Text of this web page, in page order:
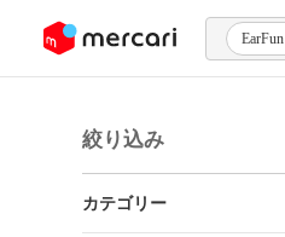
ツにスキップ EarFun
絞り込み
カテゴリー